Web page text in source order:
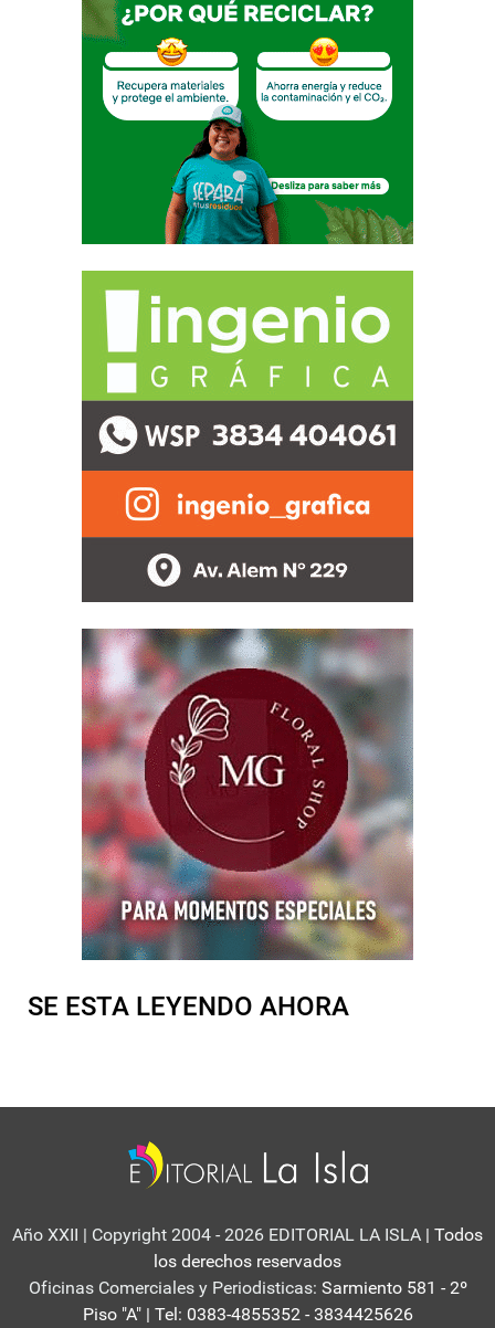
SE ESTA LEYENDO AHORA
Año XXII | Copyright 2004 - 2026 EDITORIAL LA ISLA | Todos
los derechos reservados
Oficinas Comerciales y Periodisticas: Sarmiento 581 - 2º
Piso "A" | Tel: 0383-4855352 - 3834425626